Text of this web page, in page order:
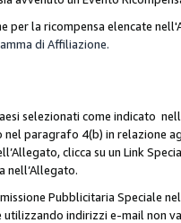
per la ricompensa elencate
di Affiliazione.
selezionati come indicato
paragrafo 4(b) in relazione
clicca su un Link
nell’Allegato.
Pubblicitaria Speciale
indirizzi e-mail non